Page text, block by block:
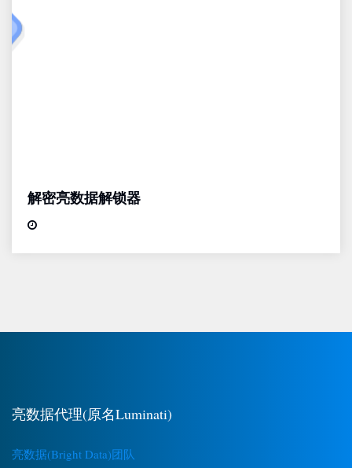
解密亮数据解锁器
亮数据代理(原名Luminati)
亮数据(Bright Data)团队